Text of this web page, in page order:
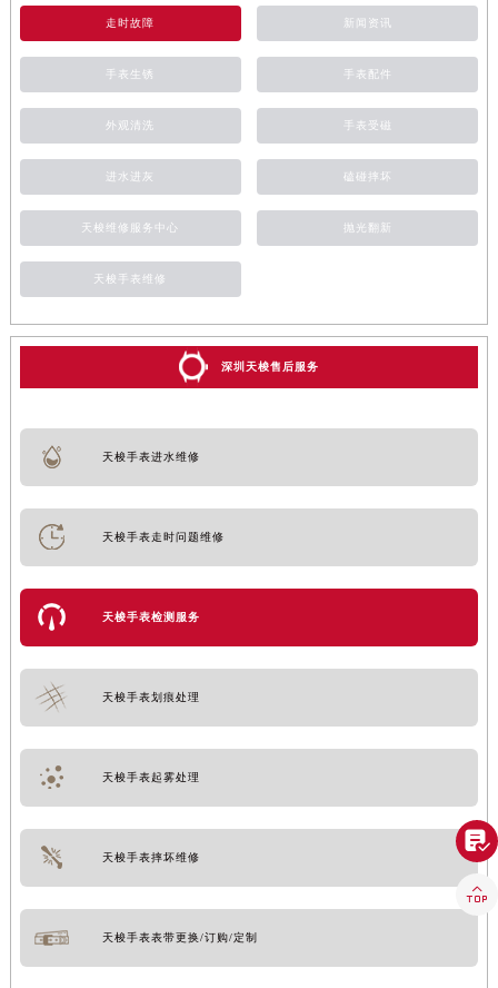
走时故障 新闻资讯
手表生锈 手表配件
外观清洗 手表受磁
进水进灰 磕碰摔坏
天梭维修服务中心 抛光翻新
天梭手表维修
深圳天梭售后服务
天梭手表进水维修
天梭手表走时问题维修
天梭手表检测服务
天梭手表划痕处理
天梭手表起雾处理
天梭手表摔坏维修
天梭手表表带更换/订购/定制

